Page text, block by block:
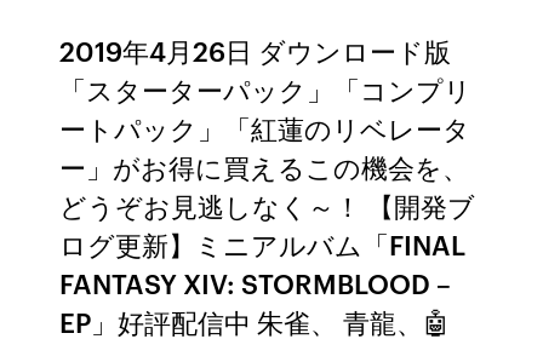
2019年4月26日 ダウンロード版
「スターターパック」「コンプリ
ートパック」「紅蓮のリベレータ
ー」がお得に買えるこの機会を、
どうぞお見逃しなく～！ 【開発ブ
ログ更新】ミニアルバム「FINAL
FANTASY XIV: STORMBLOOD –
EP」好評配信中 朱雀、 青龍、🤖